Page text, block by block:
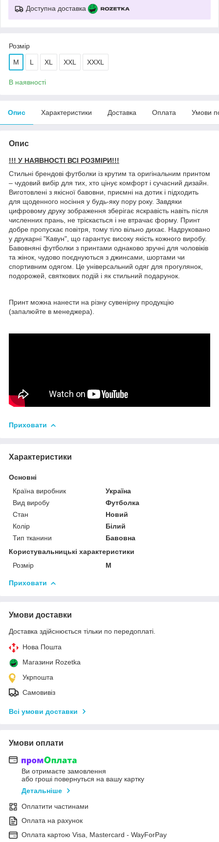
Доступна доставка
Розмір
M L XL XXL XXXL
В наявності
Опис Характеристики Доставка Оплата Умови
Опис
!!! У НАЯВНОСТІ ВСІ РОЗМІРИ!!!
Стильні брендові футболки із крутим та оригінальним принтом
– чудовий вибір для тих, хто цінує комфорт і сучасний дизайн.
Виготовлені з якісної бавовни, приємні на дотик і підходить
для щоденного носіння у будь-яку пору року. Завдяки
цифровому друку зображення зберігає яскравість навіть після
численних прань, не тріскається і не втрачає форму. Принт
добре пропускає повітря, тому тіло вільно дихає. Надруковано
у друкарні "Кавун", що гарантує високу якість кожного виробу.
Бавовняні футболки з принтами однаково зручні для чоловіків
та жінок, чудово поєднуються з джинсами, шортами чи
спортивним одягом. Це універсальний одяг для прогулянок,
подорожей, святкових подій і як стильний подарунок.
Принт можна нанести на різну сувенірну продукцію
(запалюйте в менеджера).
Приховати
Характеристики
Основні
Країна виробник
Україна
Вид виробу
Футболка
Стан
Новий
Колір
Білий
Тип тканини
Бавовна
Користувальницькі характеристики
Розмір
M
Приховати
Умови доставки
Доставка здійснюється тільки по передоплаті.
Нова Пошта
Магазини Rozetka
Укрпошта
Самовивіз
Всі умови доставки
Умови оплати
Ви отримаєте замовлення
або гроші повернуться на вашу картку
Детальніше
Оплатити частинами
Оплата на рахунок
Оплата картою Visa, Mastercard - WayForPay